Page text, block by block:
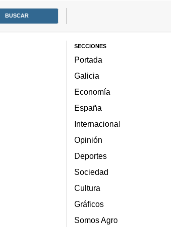
SECCIONES
Portada
Galicia
Economía
España
Internacional
Opinión
Deportes
Sociedad
Cultura
Gráficos
Somos Agro